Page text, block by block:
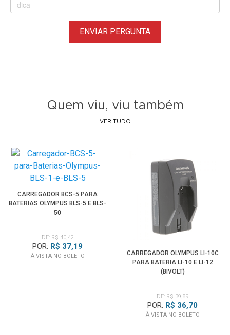
ENVIAR PERGUNTA
Quem viu, viu também
VER TUDO
CARREGADOR BCS-5 PARA
BATERIAS OLYMPUS BLS-5 E BLS-
50
DE: R$ 40,42
POR: R$ 37,19
À VISTA NO BOLETO
CARREGADOR OLYMPUS LI-10C
PARA BATERIA LI-10 E LI-12
(BIVOLT)
DE: R$ 39,89
POR: R$ 36,70
À VISTA NO BOLETO